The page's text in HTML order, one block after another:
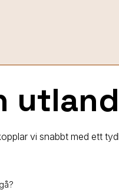
vi snabbt med ett